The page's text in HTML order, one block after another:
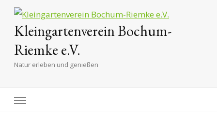
Kleingartenverein Bochum-
Riemke e.V.
Natur erleben und genießen